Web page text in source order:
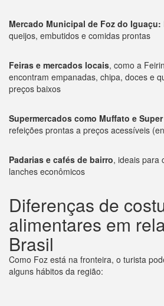
Mercado Municipal de Foz do Iguaçu:
queijos, embutidos e comidas prontas
Feiras e mercados locais, como a
encontram empanadas, chipa, doces e
preços baixos
Supermercados como Muffato e
refeições prontas a preços acessíveis
Padarias e cafés de bairro, ideais para
lanches econômicos
Diferenças de
alimentares em
Brasil
Como Foz está na fronteira, o turista
alguns hábitos da região: